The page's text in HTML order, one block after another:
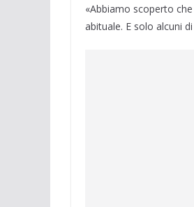
«Abbiamo scoperto
abituale. E solo alcuni